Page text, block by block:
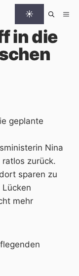
☀
in die
geplante
Nina
zurück.
sparen zu
mehr